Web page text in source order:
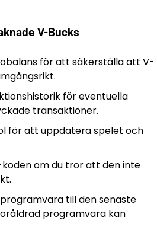
V-Bucks
för att säkerställa att V-
för eventuella
transaktioner.
för att uppdatera spelet och
om du tror att den inte
till den senaste
programvara kan